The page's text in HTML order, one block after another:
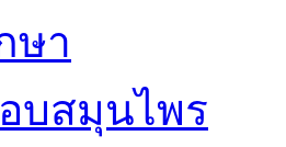
ษา
บสมุนไพร